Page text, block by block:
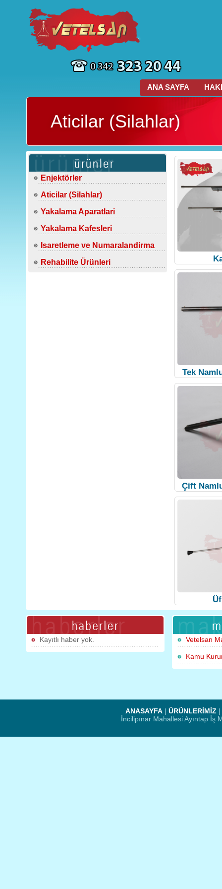
ANA SAYFA
Aticilar (Silahlar)
Enjektörler
Aticilar (Silahlar)
Yakalama Aparatlari
Yakalama Kafesleri
Isaretleme ve Numaralandirma
Rehabilite Ürünleri
Tek
Çift
Kayıtlı haber yok. Vetelsan
Kamu
ANASAYFA | ÜRÜNLERİMİZ |
İncilipınar Mahallesi Ayıntap İş